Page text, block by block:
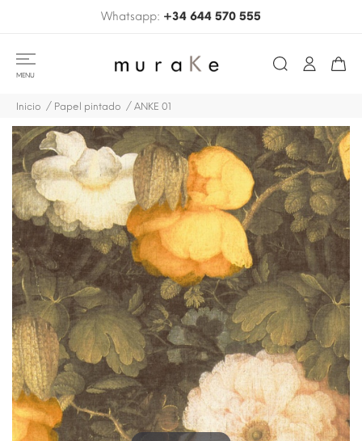
Whatsapp: +34 644 570 555
MENU
Inicio Papel pintado ANKE 01